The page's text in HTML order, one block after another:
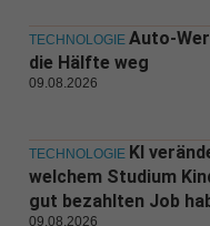
TECHNOLOGIE Auto-
die Hälfte weg
09.08.2026
TECHNOLOGIE KI
welchem Studium
gut bezahlten Job
09.08.2026